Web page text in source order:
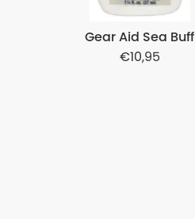
Gear Aid Sea Buff
10,95